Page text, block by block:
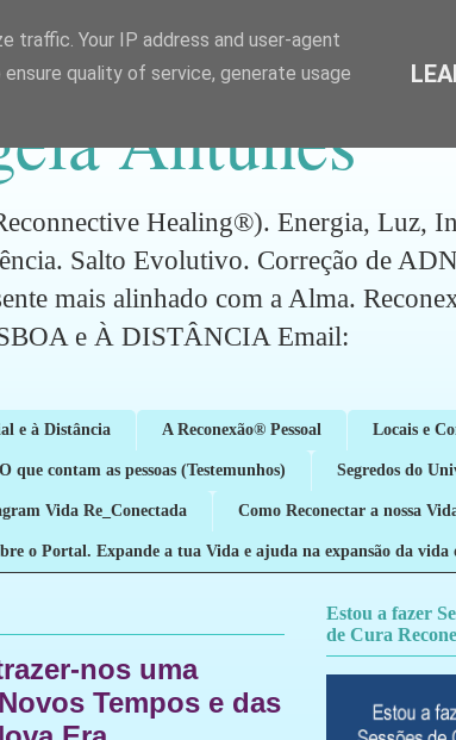
Antunes
Healing®). Energia, Luz,
Salto Evolutivo. Correção de
mais alinhado com a Alma.
e À DISTÂNCIA Email:
e à Distância A Reconexão® Pessoal Locais e
que contam as pessoas (Testemunhos) Segredos do
Vida Re_Conectada Como Reconectar a nossa
o Portal. Expande a tua Vida e ajuda na expansão da vida
nos uma
Tempos e das
Estou a fazer
de Cura
traffic. Your IP address and user-agent
quality of service, generate usage